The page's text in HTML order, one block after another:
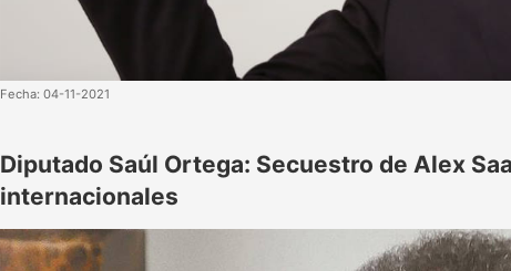
Fecha: 04-11-2021
Diputado Saúl Ortega: Secuestro de Alex
internacionales